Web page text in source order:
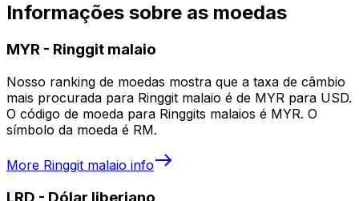
Informações sobre as moedas
MYR - Ringgit malaio
Nosso ranking de moedas mostra que a taxa de câmbio
mais procurada para Ringgit malaio é de MYR para USD.
O código de moeda para Ringgits malaios é MYR. O
símbolo da moeda é RM.
More Ringgit malaio info
LRD - Dólar liberiano